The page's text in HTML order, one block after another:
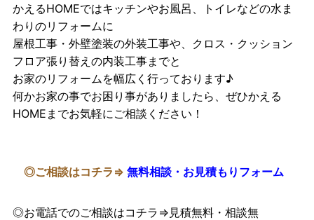
かえるHOMEではキッチンやお風呂、トイレなどの水ま
わりのリフォームに
屋根工事・外壁塗装の外装工事や、クロス・クッション
フロア張り替えの内装工事までと
お家のリフォームを幅広く行っております♪
何かお家の事でお困り事がありましたら、ぜひかえる
HOMEまでお気軽にご相談ください！
◎ご相談はコチラ⇒無料相談・お見積もりフォーム
◎お電話でのご相談はコチラ⇒見積無料・相談無